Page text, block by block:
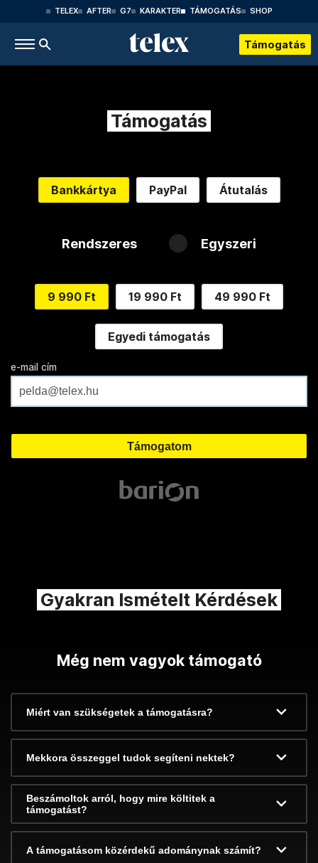
TELEX AFTER G7 KARAKTER TÁMOGATÁS SHOP
Támogatás
Támogatás
Bankkártya PayPal Átutalás
Rendszeres Egyszeri
9 990 Ft 19 990 Ft 49 990 Ft
Egyedi támogatás
e-mail cím
Gyakran Ismételt Kérdések
Még nem vagyok támogató
Miért van szükségetek a támogatásra?
Mekkora összeggel tudok segíteni nektek?
Beszámoltok arról, hogy mire költitek a
támogatást?
A támogatásom közérdekű adománynak számít?